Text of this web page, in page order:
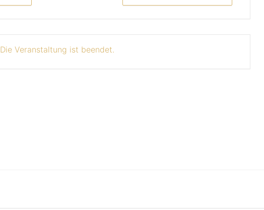
Die Veranstaltung ist beendet.